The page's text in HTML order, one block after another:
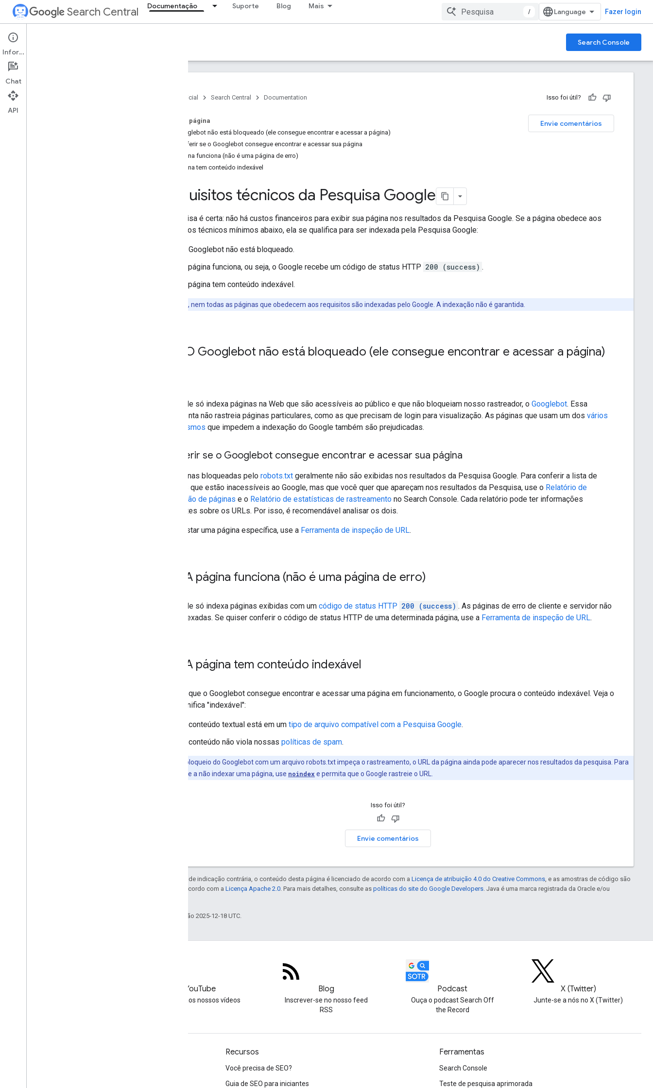
Search Central Documentação Suporte Blog Mais
/ Fazer login
Documentation Search Console
Página inicial Search Central Documentation Isso foi útil?
Envie comentários
Nesta página
O Googlebot não está bloqueado (ele consegue encontrar e acessar a página)
Conferir se o Googlebot consegue encontrar e acessar sua página
A página funciona (não é uma página de erro)
A página tem conteúdo indexável
Requisitos técnicos da Pesquisa Google
Uma coisa é certa: não há custos financeiros para exibir sua página nos resultados da Pesquisa Google. Se a página obedece aos
requisitos técnicos mínimos abaixo, ela se qualifica para ser indexada pela Pesquisa Google:
O Googlebot não está bloqueado.
A página funciona, ou seja, o Google recebe um código de status HTTP 200 (success) .
A página tem conteúdo indexável.
No entanto, nem todas as páginas que obedecem aos requisitos são indexadas pelo Google. A indexação não é garantida.
O Googlebot não está bloqueado (ele consegue encontrar e acessar a página)
O Google só indexa páginas na Web que são acessíveis ao público e que não bloqueiam nosso rastreador, o Googlebot. Essa
ferramenta não rastreia páginas particulares, como as que precisam de login para visualização. As páginas que usam um dos vários
mecanismos que impedem a indexação do Google também são prejudicadas.
Conferir se o Googlebot consegue encontrar e acessar sua página
As páginas bloqueadas pelo robots.txt geralmente não são exibidas nos resultados da Pesquisa Google. Para conferir a lista de
páginas que estão inacessíveis ao Google, mas que você quer que apareçam nos resultados da Pesquisa, use o Relatório de
indexação de páginas e o Relatório de estatísticas de rastreamento no Search Console. Cada relatório pode ter informações
diferentes sobre os URLs. Por isso, é recomendável analisar os dois.
Para testar uma página específica, use a Ferramenta de inspeção de URL.
A página funciona (não é uma página de erro)
O Google só indexa páginas exibidas com um código de status HTTP 200 (success) . As páginas de erro de cliente e servidor não
são indexadas. Se quiser conferir o código de status HTTP de uma determinada página, use a Ferramenta de inspeção de URL.
A página tem conteúdo indexável
Depois que o Googlebot consegue encontrar e acessar uma página em funcionamento, o Google procura o conteúdo indexável. Veja o
que significa "indexável":
O conteúdo textual está em um tipo de arquivo compatível com a Pesquisa Google.
O conteúdo não viola nossas políticas de spam.
Embora o bloqueio do Googlebot com um arquivo robots.txt impeça o rastreamento, o URL da página ainda pode aparecer nos resultados da pesquisa. Para
instruir o Google a não indexar uma página, use noindex e permita que o Google rastreie o URL.
Isso foi útil?
Envie comentários
Exceto em caso de indicação contrária, o conteúdo desta página é licenciado de acordo com a Licença de atribuição 4.0 do Creative Commons , e as amostras de código são
licenciadas de acordo com a Licença Apache 2.0 . Para mais detalhes, consulte as políticas do site do Google Developers . Java é uma marca registrada da Oracle e/ou
Última atualização 2025-12-18 UTC.
YouTube
Assista aos nossos vídeos
Blog
Inscrever-se no nosso feed
RSS
Podcast
Ouça o podcast Search Off
the Record
X (Twitter)
Junte-se a nós no X (Twitter)
Recursos
Você precisa de SEO?
Guia de SEO para iniciantes
Ferramentas
Search Console
Teste de pesquisa aprimorada
Informações
Chat
API